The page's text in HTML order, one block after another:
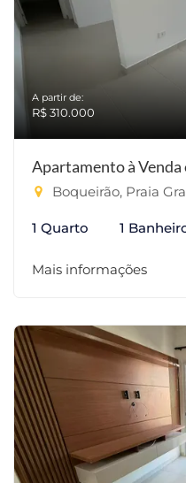
A partir de:
R$ 310.000
Apartamento à Venda
Boqueirão, Praia
1 Quarto 1
Mais informações